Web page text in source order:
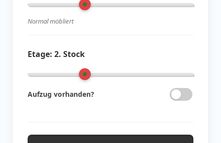
Normal möbliert
Etage: 2. Stock
Aufzug vorhanden?